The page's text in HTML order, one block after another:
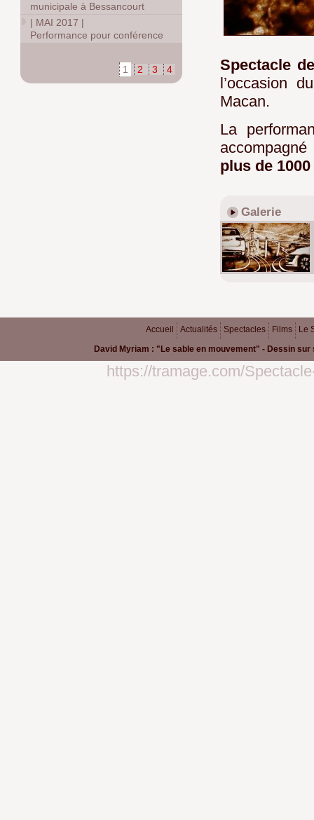
Spectacle
l’occasion
Macan.
La
plus de
Galerie
municipale à Bessancourt
| MAI 2017 |
Performance pour conférence
1 2 3 4
Accueil Actualités Spectacles Films
Le
David Myriam : "Le sable en mouvement" - Dessin sur
https://tramage.com/